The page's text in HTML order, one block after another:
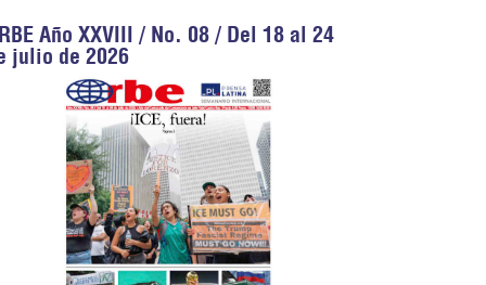
Año XXVIII / No. 08 / Del 18 al 24
julio de 2026